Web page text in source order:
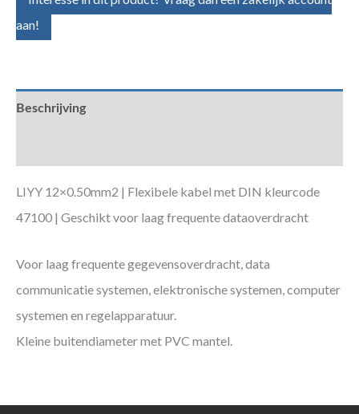
aan!
Beschrijving
LIYY 12×0.50mm2 | Flexibele kabel met DIN kleurcode
47100 | Geschikt voor laag frequente dataoverdracht
Voor laag frequente gegevensoverdracht, data
communicatie systemen, elektronische systemen, computer
systemen en regelapparatuur.
Kleine buitendiameter met PVC mantel.